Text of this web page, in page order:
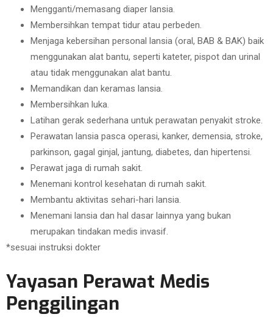
Mengganti/memasang diaper lansia.
Membersihkan tempat tidur atau perbeden.
Menjaga kebersihan personal lansia (oral, BAB & BAK) baik
menggunakan alat bantu, seperti kateter, pispot dan urinal
atau tidak menggunakan alat bantu.
Memandikan dan keramas lansia.
Membersihkan luka.
Latihan gerak sederhana untuk perawatan penyakit stroke.
Perawatan lansia pasca operasi, kanker, demensia, stroke,
parkinson, gagal ginjal, jantung, diabetes, dan hipertensi.
Perawat jaga di rumah sakit.
Menemani kontrol kesehatan di rumah sakit.
Membantu aktivitas sehari-hari lansia.
Menemani lansia dan hal dasar lainnya yang bukan
merupakan tindakan medis invasif.
*sesuai instruksi dokter
Yayasan Perawat Medis
Penggilingan